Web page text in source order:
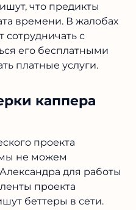
что предикты
времени. В жалобах
с
его бесплатными
платные услуги.
каппера
проекта
мы не можем
для работы
проекта
беттеры в сети.